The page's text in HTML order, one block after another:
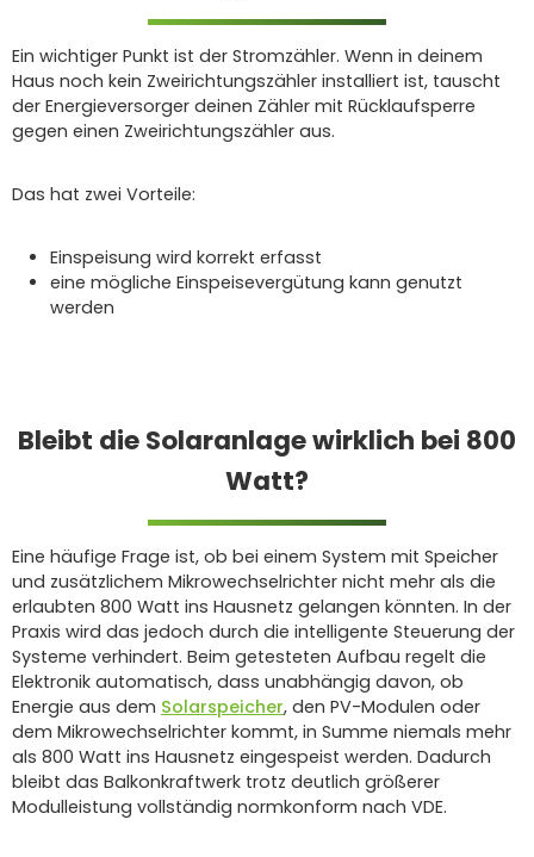
Ein wichtiger Punkt ist der Stromzähler. Wenn in deinem
Haus noch kein Zweirichtungszähler installiert ist, tauscht
der Energieversorger deinen Zähler mit Rücklaufsperre
gegen einen Zweirichtungszähler aus.
Das hat zwei Vorteile:
Einspeisung wird korrekt erfasst
eine mögliche Einspeisevergütung kann genutzt
werden
Bleibt die Solaranlage wirklich bei 800
Watt?
Eine häufige Frage ist, ob bei einem System mit Speicher
und zusätzlichem Mikrowechselrichter nicht mehr als die
erlaubten 800 Watt ins Hausnetz gelangen könnten. In der
Praxis wird das jedoch durch die intelligente Steuerung der
Systeme verhindert. Beim getesteten Aufbau regelt die
Elektronik automatisch, dass unabhängig davon, ob
Energie aus dem Solarspeicher, den PV-Modulen oder
dem Mikrowechselrichter kommt, in Summe niemals mehr
als 800 Watt ins Hausnetz eingespeist werden. Dadurch
bleibt das Balkonkraftwerk trotz deutlich größerer
Modulleistung vollständig normkonform nach VDE.